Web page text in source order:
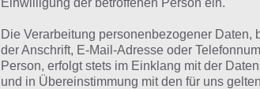
Hinweis: Bei einigen ist die Lösung
Kommentaren eure Lösung!
Zur Übersicht der4 Bilder 1 Wort
Einwilligung der betroffenen Person ein.
Die Verarbeitung personenbezogener Daten,
der Anschrift, E-Mail-Adresse oder
Person, erfolgt stets im Einklang mit der
und in Übereinstimmung mit den für uns